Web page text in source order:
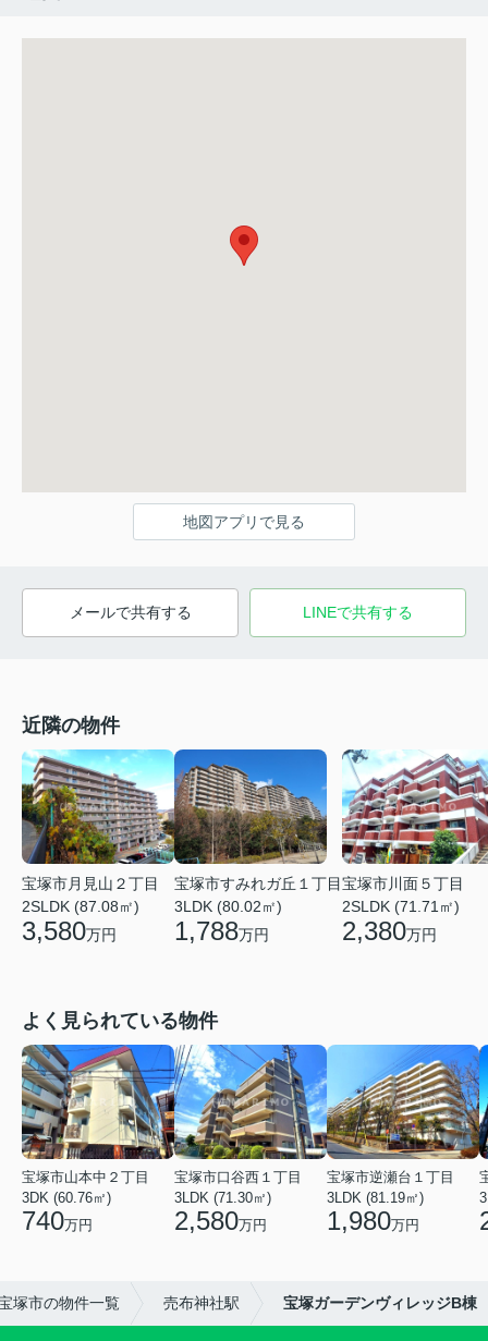
地図アプリで見る
メールで共有する LINEで共有する
近隣の物件
宝塚市月見山２丁目
2SLDK (87.08㎡)
3,580万円
宝塚市すみれガ丘１丁目
3LDK (80.02㎡)
1,788万円
宝塚市川面５丁目
2SLDK (71.71㎡)
2,380万円
よく見られている物件
宝塚市山本中２丁目
3DK (60.76㎡)
740万円
宝塚市口谷西１丁目
3LDK (71.30㎡)
2,580万円
宝塚市逆瀬台１丁目
3LDK (81.19㎡)
1,980万円
塚市の物件一覧 売布神社駅 宝塚ガーデンヴィレッジB棟